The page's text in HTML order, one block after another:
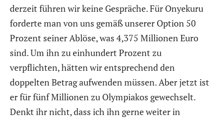
derzeit führen wir keine Gespräche. Für Onyekuru
forderte man von uns gemäß unserer Option 50
Prozent seiner Ablöse, was 4,375 Millionen Euro
sind. Um ihn zu einhundert Prozent zu
verpflichten, hätten wir entsprechend den
doppelten Betrag aufwenden müssen. Aber jetzt ist
er für fünf Millionen zu Olympiakos gewechselt.
Denkt ihr nicht, dass ich ihn gerne weiter in